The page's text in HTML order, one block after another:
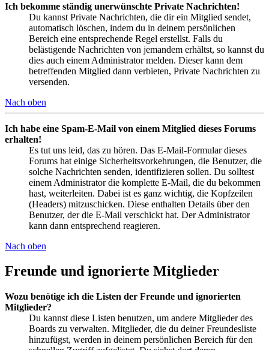
Ich bekomme ständig unerwünschte Private Nachrichten!
Du kannst Private Nachrichten, die dir ein Mitglied sendet,
automatisch löschen, indem du in deinem persönlichen
Bereich eine entsprechende Regel erstellst. Falls du
belästigende Nachrichten von jemandem erhältst, so kannst du
dies auch einem Administrator melden. Dieser kann dem
betreffenden Mitglied dann verbieten, Private Nachrichten zu
versenden.
Nach oben
Ich habe eine Spam-E-Mail von einem Mitglied dieses Forums
erhalten!
Es tut uns leid, das zu hören. Das E-Mail-Formular dieses
Forums hat einige Sicherheitsvorkehrungen, die Benutzer, die
solche Nachrichten senden, identifizieren sollen. Du solltest
einem Administrator die komplette E-Mail, die du bekommen
hast, weiterleiten. Dabei ist es ganz wichtig, die Kopfzeilen
(Headers) mitzuschicken. Diese enthalten Details über den
Benutzer, der die E-Mail verschickt hat. Der Administrator
kann dann entsprechend reagieren.
Nach oben
Freunde und ignorierte Mitglieder
Wozu benötige ich die Listen der Freunde und ignorierten
Mitglieder?
Du kannst diese Listen benutzen, um andere Mitglieder des
Boards zu verwalten. Mitglieder, die du deiner Freundesliste
hinzufügst, werden in deinem persönlichen Bereich für den